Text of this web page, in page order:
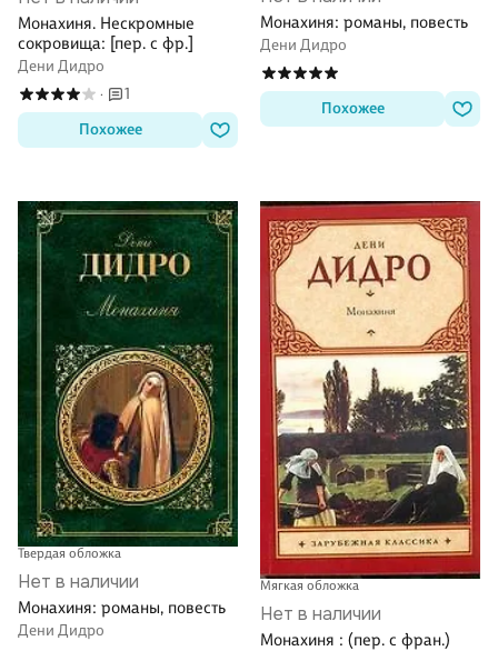
Монахиня. Нескромные
сокровища: [пер. с фр.]
Дени Дидро
·
1
Похожее
Монахиня: романы, повесть
Дени Дидро
Похожее
Твердая обложка
Нет в наличии
Монахиня: романы, повесть
Дени Дидро
Мягкая обложка
Нет в наличии
Монахиня : (пер. с фран.)